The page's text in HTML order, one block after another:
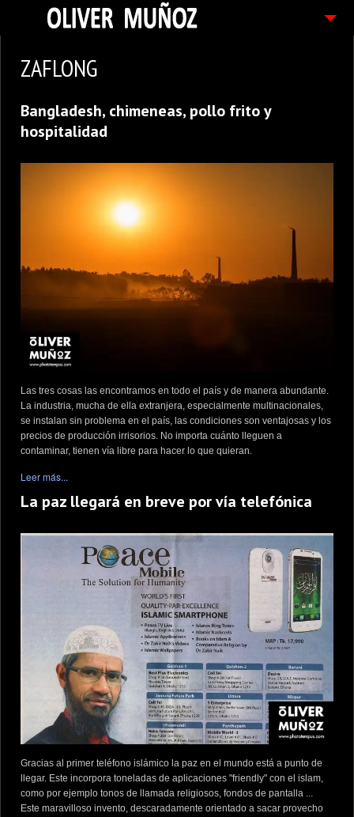
FOTOGRAFIAS
CONTACTO
PEDIDOS
ZAFLONG
Bangladesh, chimeneas, pollo frito y
hospitalidad
Las tres cosas las encontramos en todo el país y de manera abundante.
La industria, mucha de ella extranjera, especialmente multinacionales,
se instalan sin problema en el país, las condiciones son ventajosas y los
precios de producción irrisorios. No importa cuánto lleguen a
contaminar, tienen vía libre para hacer lo que quieran.
Leer más...
La paz llegará en breve por vía telefónica
Gracias al primer teléfono islámico la paz en el mundo está a punto de
llegar. Este incorpora toneladas de aplicaciones "friendly" con el islam,
como por ejemplo tonos de llamada religiosos, fondos de pantalla ...
Este maravilloso invento, descaradamente orientado a sacar provecho